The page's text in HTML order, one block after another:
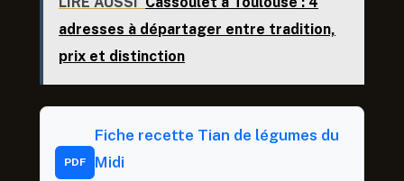
adresses à départager entre tradition,
prix et distinction
PDF
Fiche recette Tian de légumes du
Midi